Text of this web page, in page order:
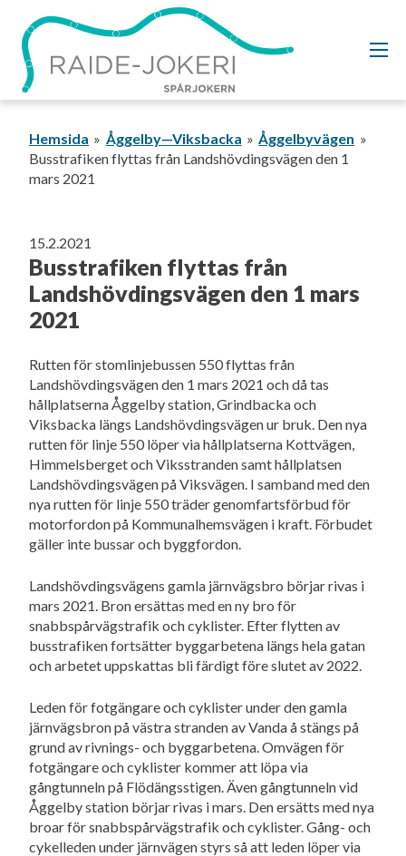
vidare
innehållet
Hemsida Åggelby—Viksbacka
Åggelbyvägen
Busstrafiken flyttas från Landshövdingsvägen den 1
mars 2021
15.2.2021
Busstrafiken flyttas från
Landshövdingsvägen den 1 mars
2021
Rutten för stomlinjebussen 550 flyttas från
Landshövdingsvägen den 1 mars 2021 och då tas
hållplatserna Åggelby station, Grindbacka och
Viksbacka längs Landshövdingsvägen ur bruk. Den nya
rutten för linje 550 löper via hållplatserna Kottvägen,
Himmelsberget och Viksstranden samt hållplatsen
Landshövdingsvägen på Viksvägen. I samband med den
nya rutten för linje 550 träder genomfartsförbud för
motorfordon på Kommunalhemsvägen i kraft. Förbudet
gäller inte bussar och byggfordon.
Landshövdingsvägens gamla järnvägsbro börjar rivas i
mars 2021. Bron ersättas med en ny bro för
snabbspårvägstrafik och cyklister. Efter flytten av
busstrafiken fortsätter byggarbetena längs hela gatan
och arbetet uppskattas bli färdigt före slutet av 2022.
Leden för fotgängare och cyklister under den gamla
järnvägsbron på västra stranden av Vanda å stängs på
grund av rivnings- och byggarbetena. Omvägen för
fotgängare och cyklister kommer att löpa via
gångtunneln på Flödängsstigen. Även gångtunneln vid
Åggelby station börjar rivas i mars. Den ersätts med nya
broar för snabbspårvägstrafik och cyklister. Gång- och
cykelleden under järnvägen styrs så att leden löper via